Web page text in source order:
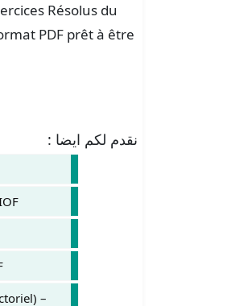
Résolus du
PDF prêt à être
نقدم لكم ايضا :
–